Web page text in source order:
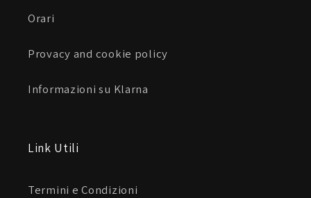
Orari
Provacy and cookie policy
Informazioni su Klarna
Link Utili
Termini e Condizioni